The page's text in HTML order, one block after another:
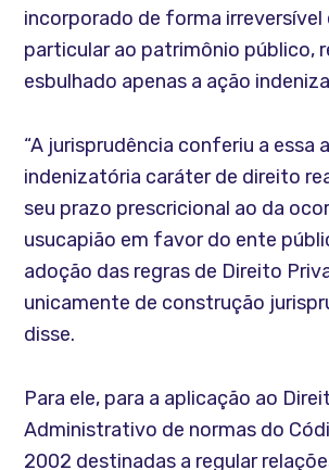
incorporado de forma irreversível
particular ao patrimônio público,
esbulhado apenas a ação
“A jurisprudência conferiu a essa
indenizatória caráter de direito
seu prazo prescricional ao da
usucapião em favor do ente
adoção das regras de Direito
unicamente de construção
disse.
Para ele, para a aplicação ao
Administrativo de normas do
2002 destinadas a regular